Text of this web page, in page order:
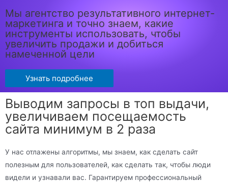
Мы агентство результативного интернет-
маркетинга и точно знаем, какие
инструменты использовать, чтобы
увеличить продажи и добиться
намеченной цели
Узнать подробнее
Выводим запросы в топ выдачи,
увеличиваем посещаемость
сайта минимум в 2 раза
У нас отлажены алгоритмы, мы знаем, как сделать сайт
полезным для пользователей, как сделать так, чтобы люди
видели и узнавали вас. Гарантируем профессиональный